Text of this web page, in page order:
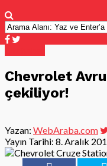
Chevrolet
çekiliyor!
Yazan: WebAraba.com
Yayın Tarihi: 8. Aralık